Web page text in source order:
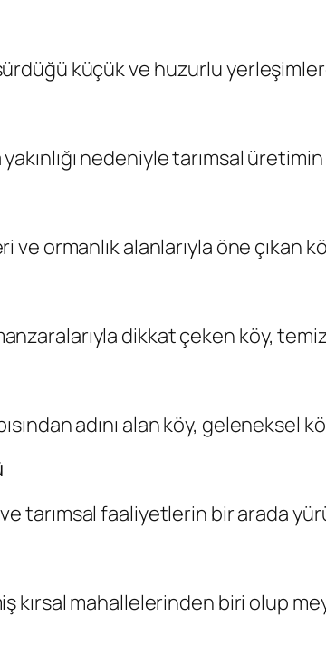
küçük ve huzurlu
yakınlığı nedeniyle tarımsal
ve ormanlık alanlarıyla öne çıkan
dikkat çeken köy,
adını alan köy, geleneksel
tarımsal faaliyetlerin bir arada
kırsal mahallelerinden biri olup